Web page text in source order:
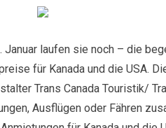
Januar laufen sie noch – die
für Kanada und die USA.
Trans Canada Touristik/
Ausflügen oder Fähren